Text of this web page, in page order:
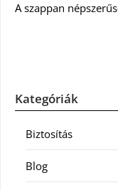
A szappan
Kategóriák
Biztosítás
Blog